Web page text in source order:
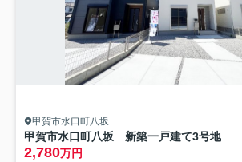
甲賀市水口町八坂
甲賀市水口町八坂 新築一戸建て3号地
2,780万円